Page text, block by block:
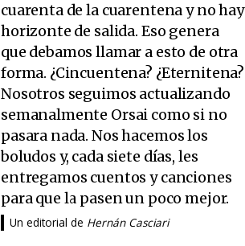
cuarenta de la cuarentena y no hay
horizonte de salida. Eso genera
que debamos llamar a esto de otra
forma. ¿Cincuentena? ¿Eternitena?
Nosotros seguimos actualizando
semanalmente Orsai como si no
pasara nada. Nos hacemos los
boludos y, cada siete días, les
entregamos cuentos y canciones
para que la pasen un poco mejor.
Un editorial de Hernán Casciari